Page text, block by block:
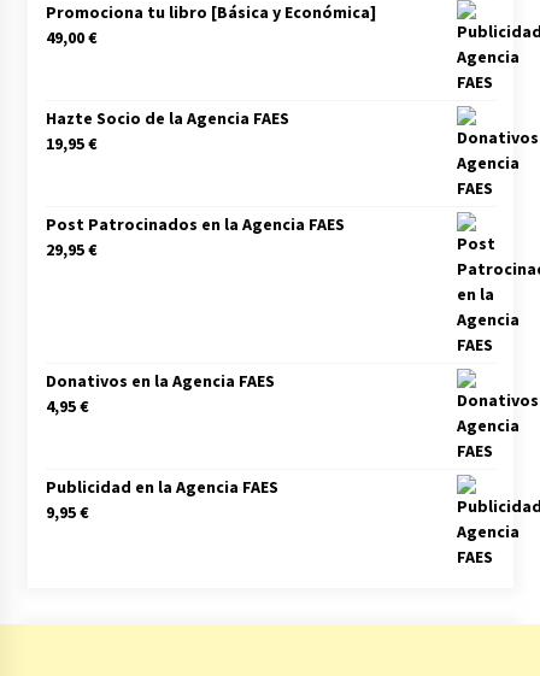
Promociona tu libro [Básica y Económica]
49,00€
Hazte Socio de la Agencia FAES
19,95€
Post Patrocinados en la Agencia FAES
29,95€
Donativos en la Agencia FAES
4,95€
Publicidad en la Agencia FAES
9,95€